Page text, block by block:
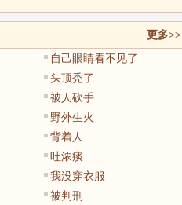
更多>>
自己眼睛看不见了
头顶秃了
被人砍手
野外生火
背着人
吐浓痰
我没穿衣服
被判刑